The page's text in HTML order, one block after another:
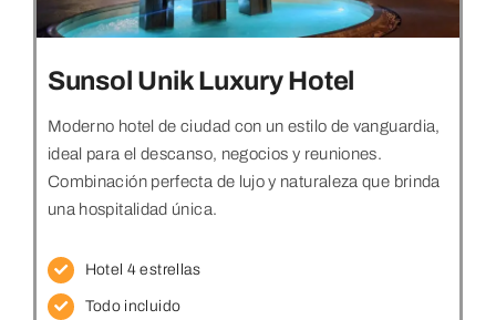
Sunsol Unik Luxury Hotel
Moderno hotel de ciudad con un estilo de vanguardia,
ideal para el descanso, negocios y reuniones.
Combinación perfecta de lujo y naturaleza que brinda
una hospitalidad única.
Hotel 4 estrellas
Todo incluido